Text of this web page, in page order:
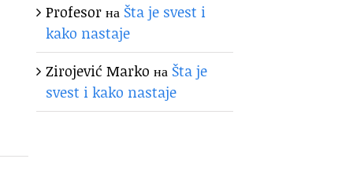
Profesorна Šta je svest i
kako nastaje
Zirojević Marko на Šta je
svest i kako nastaje